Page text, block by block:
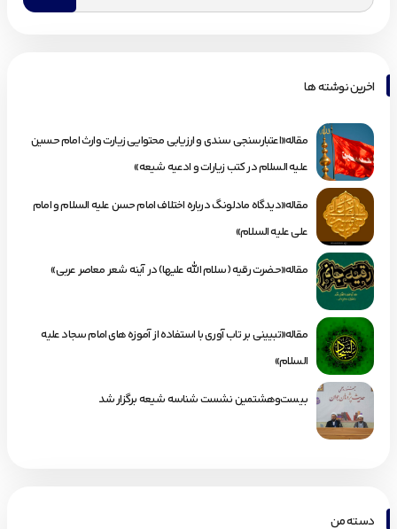
اخرین نوشته ها
مقاله«اعتبارسنجی سندی و ارزیابی محتوایی زیارت وارث امام حسین
علیه السلام در کتب زیارات و ادعیه شیعه»
مقاله«دیدگاه مادلونگ درباره اختلاف امام حسن علیه السلام و امام
علی علیه السلام»
مقاله«حضرت رقیه (سلام الله علیها) در آینه شعر معاصر عربی»
مقاله«تبیینی بر تاب آوری با استفاده از آموزه های امام سجاد علیه
السلام»
بیست‌وهشتمین نشست شناسه شیعه برگزار شد
دسته من